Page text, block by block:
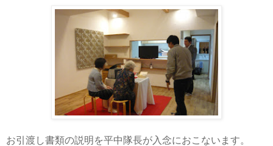
お引渡し書類の説明を平中隊長が入念におこないます。